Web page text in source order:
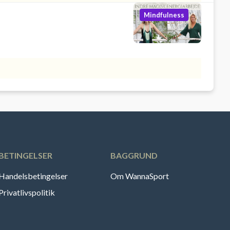
Mindfulness
BAGGRUND
Om WannaSport